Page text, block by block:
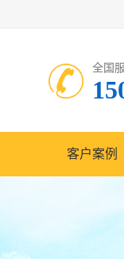
全国
客户案例